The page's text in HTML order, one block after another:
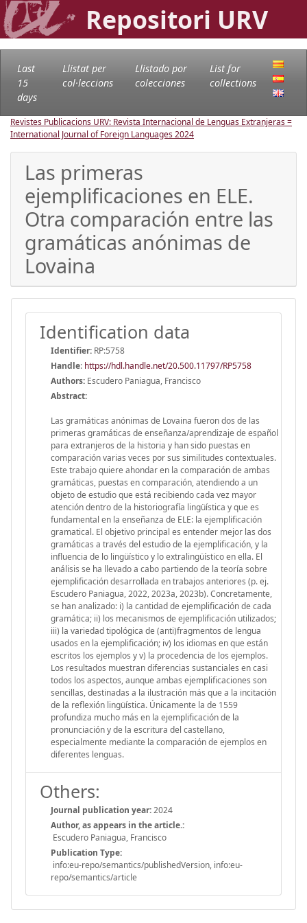
Repositori URV
Last
15
days
Llistat per
col·leccions
Llistado por
colecciones
List for
collections
Revistes Publicacions URV: Revista Internacional de Lenguas Extranjeras =
International Journal of Foreign Languages2024
Las primeras
ejemplificaciones en ELE.
Otra comparación entre las
gramáticas anónimas de
Lovaina
Identification data
Identifier: RP:5758
Handle: https://hdl.handle.net/20.500.11797/RP5758
Authors: Escudero Paniagua, Francisco
Abstract:
Las gramáticas anónimas de Lovaina fueron dos de las
primeras gramáticas de enseñanza/aprendizaje de español
para extranjeros de la historia y han sido puestas en
comparación varias veces por sus similitudes contextuales.
Este trabajo quiere ahondar en la comparación de ambas
gramáticas, puestas en comparación, atendiendo a un
objeto de estudio que está recibiendo cada vez mayor
atención dentro de la historiografía lingüística y que es
fundamental en la enseñanza de ELE: la ejemplificación
gramatical. El objetivo principal es entender mejor las dos
gramáticas a través del estudio de la ejemplificación, y la
influencia de lo lingüístico y lo extralingüístico en ella. El
análisis se ha llevado a cabo partiendo de la teoría sobre
ejemplificación desarrollada en trabajos anteriores (p. ej.
Escudero Paniagua, 2022, 2023a, 2023b). Concretamente,
se han analizado: i) la cantidad de ejemplificación de cada
gramática; ii) los mecanismos de ejemplificación utilizados;
iii) la variedad tipológica de (anti)fragmentos de lengua
usados en la ejemplificación; iv) los idiomas en que están
escritos los ejemplos y v) la procedencia de los ejemplos.
Los resultados muestran diferencias sustanciales en casi
todos los aspectos, aunque ambas ejemplificaciones son
sencillas, destinadas a la ilustración más que a la incitación
de la reflexión lingüística. Únicamente la de 1559
profundiza mucho más en la ejemplificación de la
pronunciación y de la escritura del castellano,
especialmente mediante la comparación de ejemplos en
diferentes lenguas.
Others:
Journal publication year:2024
Author, as appears in the article.:
Escudero Paniagua, Francisco
Publication Type:
info:eu-repo/semantics/publishedVersion, info:eu-
repo/semantics/article